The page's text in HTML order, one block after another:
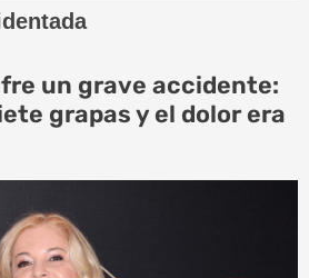
un grave accidente:
grapas y el dolor era